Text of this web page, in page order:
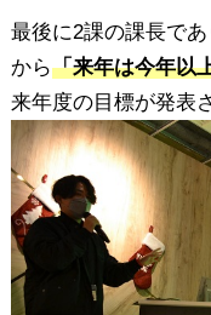
最後に2課の課長で
から「来年は今年以
来年度の目標が発表